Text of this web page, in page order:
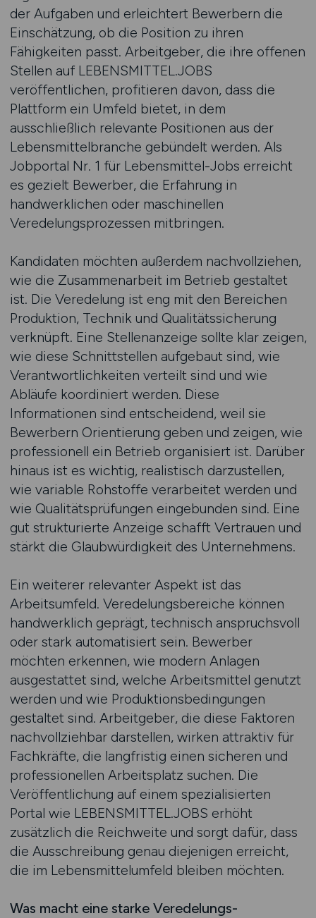
der Aufgaben und erleichtert Bewerbern die
Einschätzung, ob die Position zu ihren
Fähigkeiten passt. Arbeitgeber, die ihre offenen
Stellen auf LEBENSMITTEL.JOBS
veröffentlichen, profitieren davon, dass die
Plattform ein Umfeld bietet, in dem
ausschließlich relevante Positionen aus der
Lebensmittelbranche gebündelt werden. Als
Jobportal Nr. 1 für Lebensmittel-Jobs erreicht
es gezielt Bewerber, die Erfahrung in
handwerklichen oder maschinellen
Veredelungsprozessen mitbringen.
Kandidaten möchten außerdem nachvollziehen,
wie die Zusammenarbeit im Betrieb gestaltet
ist. Die Veredelung ist eng mit den Bereichen
Produktion, Technik und Qualitätssicherung
verknüpft. Eine Stellenanzeige sollte klar zeigen,
wie diese Schnittstellen aufgebaut sind, wie
Verantwortlichkeiten verteilt sind und wie
Abläufe koordiniert werden. Diese
Informationen sind entscheidend, weil sie
Bewerbern Orientierung geben und zeigen, wie
professionell ein Betrieb organisiert ist. Darüber
hinaus ist es wichtig, realistisch darzustellen,
wie variable Rohstoffe verarbeitet werden und
wie Qualitätsprüfungen eingebunden sind. Eine
gut strukturierte Anzeige schafft Vertrauen und
stärkt die Glaubwürdigkeit des Unternehmens.
Ein weiterer relevanter Aspekt ist das
Arbeitsumfeld. Veredelungsbereiche können
handwerklich geprägt, technisch anspruchsvoll
oder stark automatisiert sein. Bewerber
möchten erkennen, wie modern Anlagen
ausgestattet sind, welche Arbeitsmittel genutzt
werden und wie Produktionsbedingungen
gestaltet sind. Arbeitgeber, die diese Faktoren
nachvollziehbar darstellen, wirken attraktiv für
Fachkräfte, die langfristig einen sicheren und
professionellen Arbeitsplatz suchen. Die
Veröffentlichung auf einem spezialisierten
Portal wie LEBENSMITTEL.JOBS erhöht
zusätzlich die Reichweite und sorgt dafür, dass
die Ausschreibung genau diejenigen erreicht,
die im Lebensmittelumfeld bleiben möchten.
Was macht eine starke Veredelungs-